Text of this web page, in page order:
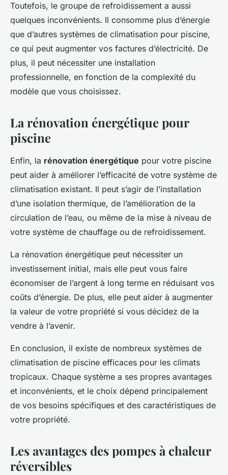
Toutefois, le groupe de refroidissement a aussi
quelques inconvénients. Il consomme plus d’énergie
que d’autres systèmes de climatisation pour piscine,
ce qui peut augmenter vos factures d’électricité. De
plus, il peut nécessiter une installation
professionnelle, en fonction de la complexité du
modèle que vous choisissez.
La rénovation énergétique pour
piscine
Enfin, la rénovation énergétique pour votre piscine
peut aider à améliorer l’efficacité de votre système de
climatisation existant. Il peut s’agir de l’installation
d’une isolation thermique, de l’amélioration de la
circulation de l’eau, ou même de la mise à niveau de
votre système de chauffage ou de refroidissement.
La rénovation énergétique peut nécessiter un
investissement initial, mais elle peut vous faire
économiser de l’argent à long terme en réduisant vos
coûts d’énergie. De plus, elle peut aider à augmenter
la valeur de votre propriété si vous décidez de la
vendre à l’avenir.
En conclusion, il existe de nombreux systèmes de
climatisation de piscine efficaces pour les climats
tropicaux. Chaque système a ses propres avantages
et inconvénients, et le choix dépend principalement
de vos besoins spécifiques et des caractéristiques de
votre propriété.
Les avantages des pompes à chaleur
réversibles